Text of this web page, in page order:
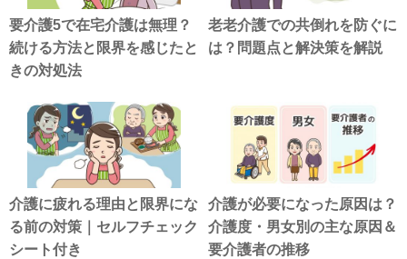
要介護5で在宅介護は無理？
続ける方法と限界を感じたと
きの対処法
老老介護での共倒れを防ぐに
は？問題点と解決策を解説
介護に疲れる理由と限界にな
る前の対策｜セルフチェック
シート付き
介護が必要になった原因は？
介護度・男女別の主な原因＆
要介護者の推移